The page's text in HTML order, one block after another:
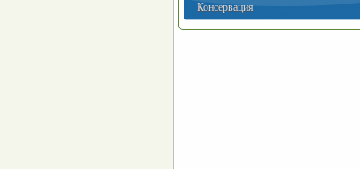
Консервация